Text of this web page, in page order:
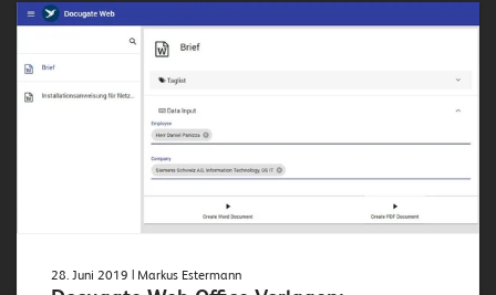
28. Juni 2019 | Markus Estermann